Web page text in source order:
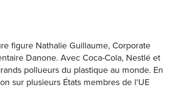
figure Nathalie Guillaume, Corporate
Danone. Avec Coca-Cola, Nestlé et
pollueurs du plastique au monde. En
sur plusieurs États membres de l'UE